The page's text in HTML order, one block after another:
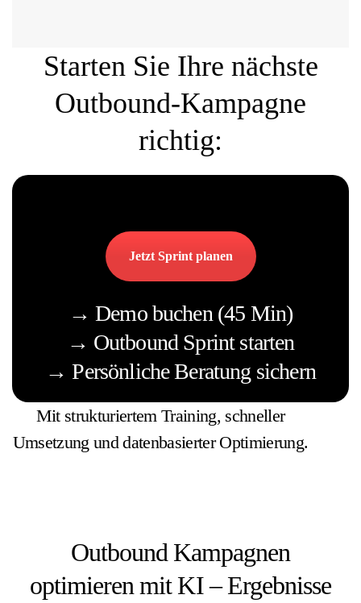
Starten Sie Ihre nächste
Outbound-Kampagne
richtig:
Jetzt Sprint planen
→ Demo buchen (45 Min)
→ Outbound Sprint starten
→ Persönliche Beratung sichern
Mit strukturiertem Training, schneller
Umsetzung und datenbasierter Optimierung.
Outbound Kampagnen
optimieren mit KI – Ergebnisse